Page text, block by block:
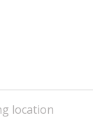
location